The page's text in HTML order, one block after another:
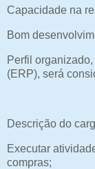
Capacidade na
Bom
Perfil
(ERP), será
Descrição do
Executar
compras;